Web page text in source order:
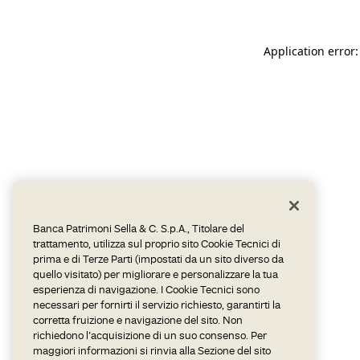
Application
Banca Patrimoni Sella & C. S.p.A., Titolare del
trattamento, utilizza sul proprio sito Cookie Tecnici di
prima e di Terze Parti (impostati da un sito diverso da
quello visitato) per migliorare e personalizzare la tua
esperienza di navigazione. I Cookie Tecnici sono
necessari per fornirti il servizio richiesto, garantirti la
corretta fruizione e navigazione del sito. Non
richiedono l’acquisizione di un suo consenso. Per
maggiori informazioni si rinvia alla Sezione del sito